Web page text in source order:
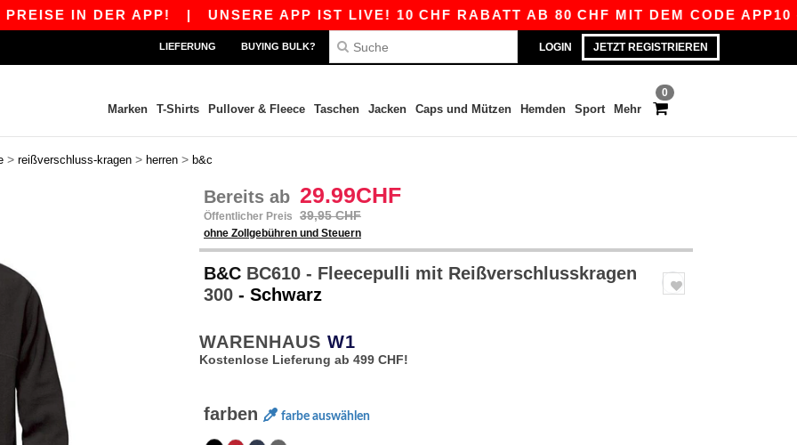
IN DER APP!|UNSERE APP IST LIVE! 10 CHF RABATT AB 80 CHF MIT DEM CODE APP10 –
LOGIN JETZT REGISTRIEREN
LIEFERUNG BUYING BULK?
0
Marken T-Shirts Pullover & Fleece Taschen Jacken Caps und Mützen Hemden Sport Mehr
> reißverschluss-kragen > herren > b&c
Bereits ab 29.99CHF
Öffentlicher Preis 39,95 CHF
ohne Zollgebühren und Steuern
B&C BC610 - Fleecepulli mit Reißverschlusskragen
300 - Schwarz
WARENHAUS W1
Kostenlose Lieferung ab 499 CHF!
farben farbe auswählen